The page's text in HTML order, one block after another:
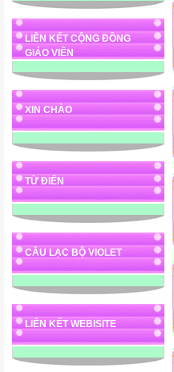
LIÊN KẾT CỘNG ĐỒNG
GIÁO VIÊN
XIN CHÀO
TỪ ĐIỂN
CÂU LẠC BỘ VIOLET
LIÊN KẾT WEBISITE